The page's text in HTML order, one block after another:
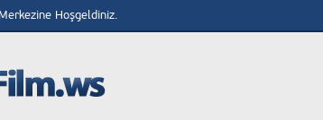
Hoşgeldiniz.